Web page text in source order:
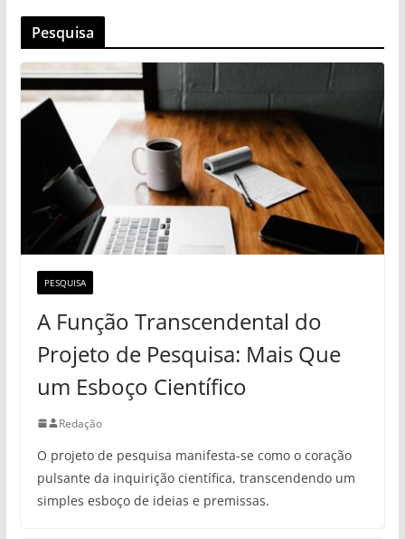
Pesquisa
PESQUISA
A Função Transcendental do
Projeto de Pesquisa: Mais Que
um Esboço Científico
Redação
O projeto de pesquisa manifesta-se como o coração
pulsante da inquirição científica, transcendendo um
simples esboço de ideias e premissas.